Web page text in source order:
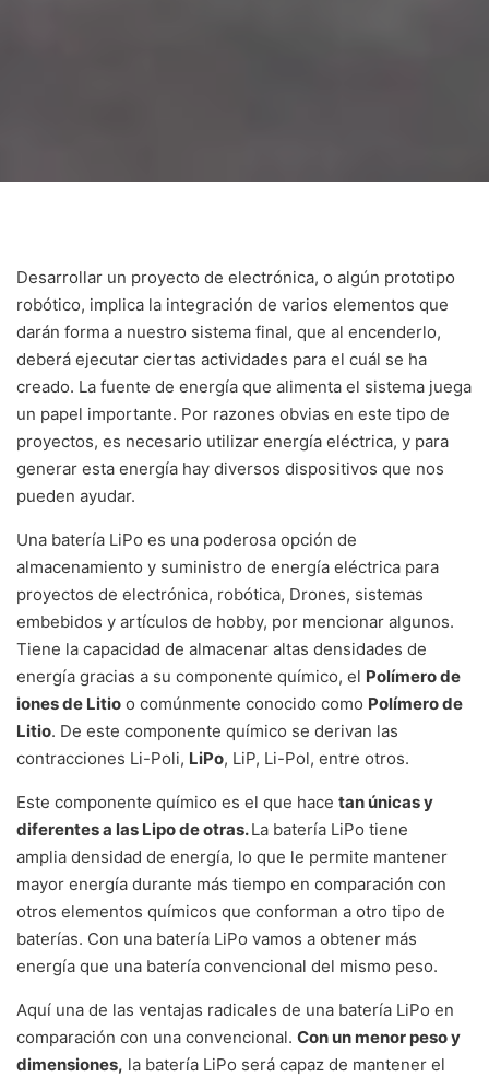
Desarrollar un proyecto de electrónica, o algún prototipo
robótico, implica la integración de varios elementos que
darán forma a nuestro sistema final, que al encenderlo,
deberá ejecutar ciertas actividades para el cuál se ha
creado. La fuente de energía que alimenta el sistema juega
un papel importante. Por razones obvias en este tipo de
proyectos, es necesario utilizar energía eléctrica, y para
generar esta energía hay diversos dispositivos que nos
pueden ayudar.
Una batería LiPo es una poderosa opción de
almacenamiento y suministro de energía eléctrica para
proyectos de electrónica, robótica, Drones, sistemas
embebidos y artículos de hobby, por mencionar algunos.
Tiene la capacidad de almacenar altas densidades de
energía gracias a su componente químico, el Polímero de
iones de Litio o comúnmente conocido como Polímero de
Litio. De este componente químico se derivan las
contracciones Li-Poli, LiPo, LiP, Li-Pol, entre otros.
Este componente químico es el que hace tan únicas y
diferentes a las Lipo de otras.La batería LiPo tiene
amplia densidad de energía, lo que le permite mantener
mayor energía durante más tiempo en comparación con
otros elementos químicos que conforman a otro tipo de
baterías. Con una batería LiPo vamos a obtener más
energía que una batería convencional del mismo peso.
Aquí una de las ventajas radicales de una batería LiPo en
comparación con una convencional. Con un menor peso y
dimensiones, la batería LiPo será capaz de mantener el